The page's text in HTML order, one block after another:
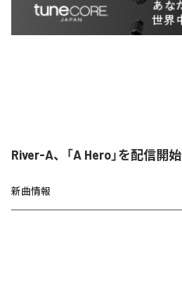
River-A、「A Hero」を配信開始
新曲情報